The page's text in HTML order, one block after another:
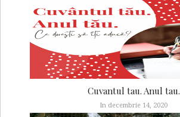
Cuvantul tau. Anul tau.
In decembrie 14, 2020